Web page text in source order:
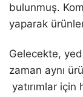
bulunmuş.
yaparak
Gelecekte,
zaman aynı
yatırımlar